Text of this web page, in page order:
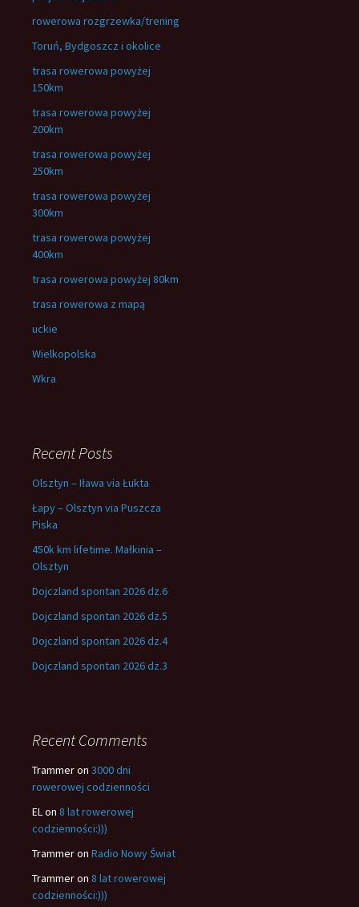
rowerowa rozgrzewka/trening
Toruń, Bydgoszcz i okolice
trasa rowerowa powyżej
150km
trasa rowerowa powyżej
200km
trasa rowerowa powyżej
250km
trasa rowerowa powyżej
300km
trasa rowerowa powyżej
400km
trasa rowerowa powyżej 80km
trasa rowerowa z mapą
uckie
Wielkopolska
Wkra
Recent Posts
Olsztyn – Iława via Łukta
Łapy – Olsztyn via Puszcza
Piska
450k km lifetime. Małkinia –
Olsztyn
Dojczland spontan 2026 dz.6
Dojczland spontan 2026 dz.5
Dojczland spontan 2026 dz.4
Dojczland spontan 2026 dz.3
Recent Comments
Trammeron 3000 dni
rowerowej codzienności
ELon 8 lat rowerowej
codzienności:)))
Trammeron Radio Nowy Świat
Trammeron 8 lat rowerowej
codzienności:)))